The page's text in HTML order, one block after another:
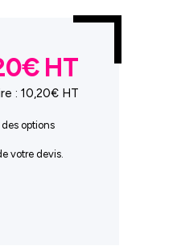
: 10,20€ HT
options
votre devis.